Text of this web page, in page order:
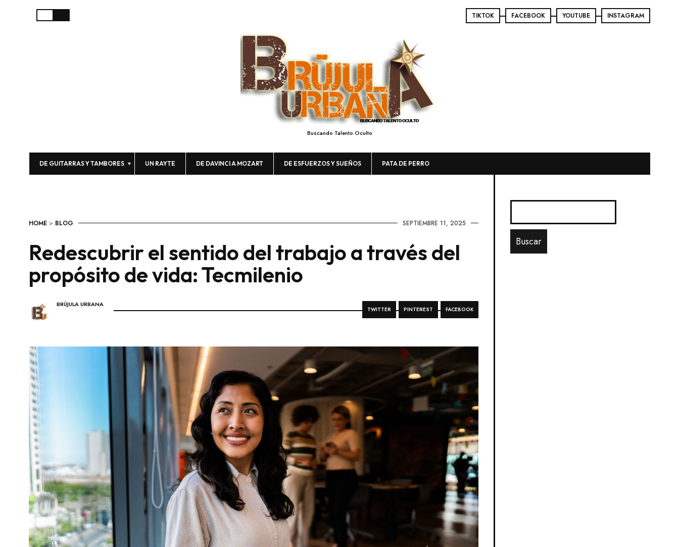
INSTAGRAM
YOUTUBE
FACEBOOK
TIKTOK
Buscando Talento Oculto
DE GUITARRAS Y TAMBORES UN RAYTE DE DAVINCI A MOZART DE ESFUERZOS Y SUEÑOS PATA DE PERRO
HOME > BLOG SEPTIEMBRE 11, 2025
Redescubrir el sentido del trabajo a través del
propósito de vida: Tecmilenio
BRÚJULA URBANA
TWITTER PINTEREST FACEBOOK